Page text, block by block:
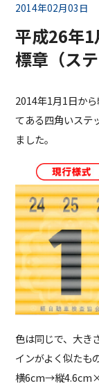
2014年02月03日
平成26年
標章（ス
2014年1月1日か
てある四角いステ
ました。
色は同じで、大き
インがよく似たも
横6cm→縦4.6cm×